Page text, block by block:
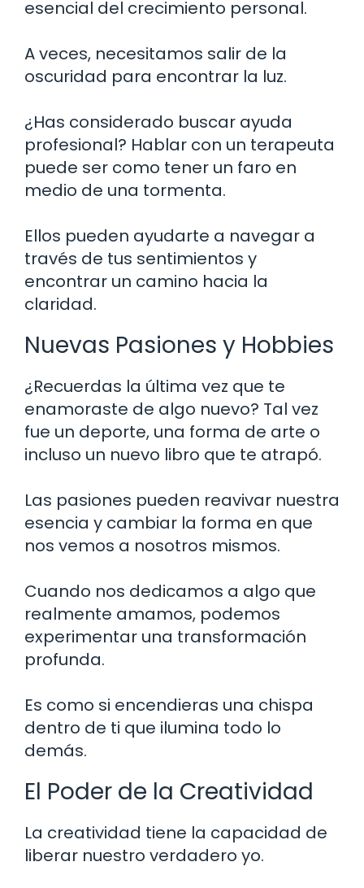
esencial del crecimiento personal.
A veces, necesitamos salir de la
oscuridad para encontrar la luz.
¿Has considerado buscar ayuda
profesional? Hablar con un terapeuta
puede ser como tener un faro en
medio de una tormenta.
Ellos pueden ayudarte a navegar a
través de tus sentimientos y
encontrar un camino hacia la
claridad.
Nuevas Pasiones y Hobbies
¿Recuerdas la última vez que te
enamoraste de algo nuevo? Tal vez
fue un deporte, una forma de arte o
incluso un nuevo libro que te atrapó.
Las pasiones pueden reavivar nuestra
esencia y cambiar la forma en que
nos vemos a nosotros mismos.
Cuando nos dedicamos a algo que
realmente amamos, podemos
experimentar una transformación
profunda.
Es como si encendieras una chispa
dentro de ti que ilumina todo lo
demás.
El Poder de la Creatividad
La creatividad tiene la capacidad de
liberar nuestro verdadero yo.